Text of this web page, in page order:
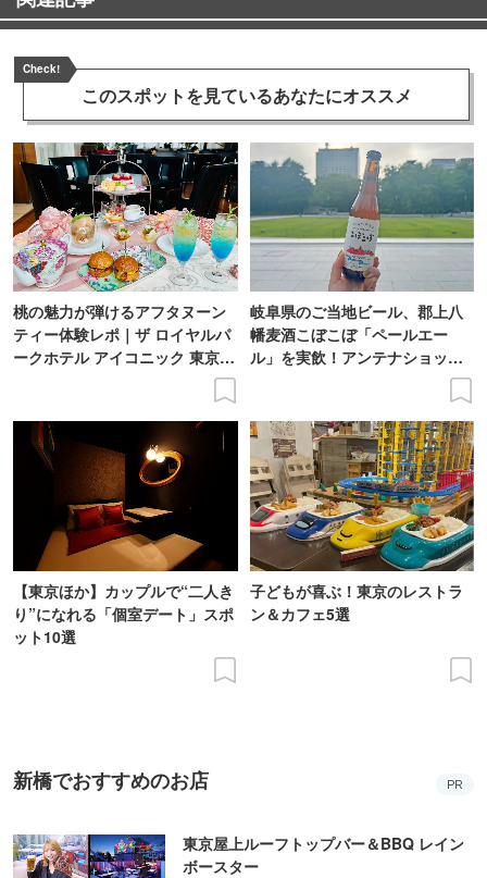
Check!
このスポットを見ているあなたにオススメ
桃の魅力が弾けるアフタヌーン
ティー体験レポ｜ザ ロイヤルパ
ークホテル アイコニック 東京汐
岐阜県のご当地ビール、郡上八
幡麦酒こぼこぼ「ペールエー
ル」を実飲！アンテナショップ
【東京ほか】カップルで“二人き
り”になれる「個室デート」スポ
ット10選
子どもが喜ぶ！東京のレストラ
ン＆カフェ5選
新橋でおすすめのお店 PR
東京屋上ルーフトップバー＆BBQ レイン
ボースター